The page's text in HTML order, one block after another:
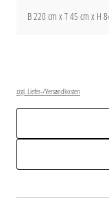
B 220 cm x T 45 cm x H
zzgl. Liefer-/Versandkosten